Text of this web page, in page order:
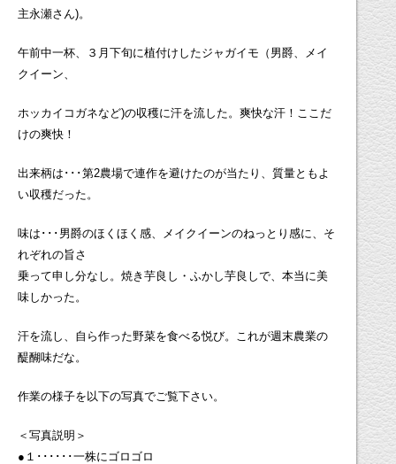
主永瀬さん)。
午前中一杯、３月下旬に植付けしたジャガイモ（男爵、メイ
クイーン、
ホッカイコガネなど)の収穫に汗を流した。爽快な汗！ここだ
けの爽快！
出来柄は･･･第2農場で連作を避けたのが当たり、質量ともよ
い収穫だった。
味は･･･男爵のほくほく感、メイクイーンのねっとり感に、そ
れぞれの旨さ
乗って申し分なし。焼き芋良し・ふかし芋良しで、本当に美
味しかった。
汗を流し、自ら作った野菜を食べる悦び。これが週末農業の
醍醐味だな。
作業の様子を以下の写真でご覧下さい。
＜写真説明＞
●１･･････一株にゴロゴロ